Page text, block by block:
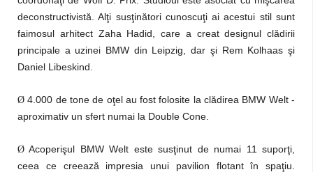
deconstructivistă. Alţi susţinători cunoscuţi ai acestui stil sunt
faimosul arhitect Zaha Hadid, care a creat designul clădirii
principale a uzinei BMW din Leipzig, dar şi Rem Kolhaas şi
Daniel Libeskind.
Ø 4.000 de tone de oţel au fost folosite la clădirea BMW Welt -
aproximativ un sfert numai la Double Cone.
Ø Acoperişul BMW Welt este susţinut de numai 11 suporţi,
ceea ce creează impresia unui pavilion flotant în spaţiu.